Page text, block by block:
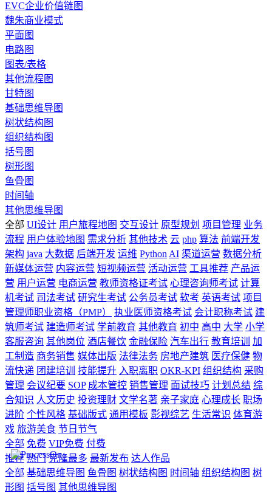
EVC企业价值链图
魏朱商业模式
平面图
电路图
图表/表格
其他流程图
甘特图
基础思维导图
树状结构图
组织结构图
括号图
树形图
鱼骨图
时间轴
其他思维导图
全部 UI设计 用户旅程地图 交互设计 原型规划 项目管理 业务
流程 用户体验地图 需求分析 其他技术 云 php 算法 前端开发
架构 java 大数据 后端开发 运维 Python AI 渠道运营 数据分析
新媒体运营 内容运营 短视频运营 活动运营 工具推荐 产品运
营 用户运营 电商运营 教师资格证考试 心理咨询师考试 计算
机考试 司法考试 研究生考试 公务员考试 软考 英语考试 项目
管理师职业资格（PMP）
执业医师资格考试 会计职称考试 建
筑师考试 建造师考试 学前教育 其他教育 初中 高中 大学 小学
客服咨询 其他岗位 酒店餐饮 金融保险 汽车出行 教育培训
加
工制造 商务销售 媒体出版 法律法务 房地产建筑 医疗保健 物
流快递 团建培训 技能提升 入职离职 OKR-KPI 组织结构 采购
管理 会议纪要 SOP 成本管控 销售管理 面试技巧 计划总结 综
合知识 人文历史 投资理财 文学名著 亲子家庭 心理成长 职场
进阶 个性风格 基础版式 通用模板 影视综艺 生活常识 体育游
戏 旅游美食 节日节气
全部 免费 VIP免费 付费
推荐 热门 克隆最多 最新发布 达人作品
全部 基础思维导图 鱼骨图 树状结构图 时间轴 组织结构图 树
形图 括号图 其他思维导图